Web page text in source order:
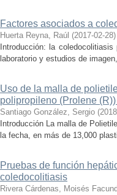
Factores asociados a
Huerta Reyna, Raúl (2017-02-28)
Introducción: la
laboratorio y estudios de
Uso de la malla de
polipropileno (Prolene
Santiago González, Sergio (
Introducción La malla de
la fecha, en más de 13,000
Pruebas de función
coledocolitiasis
Rivera Cárdenas, Moisés